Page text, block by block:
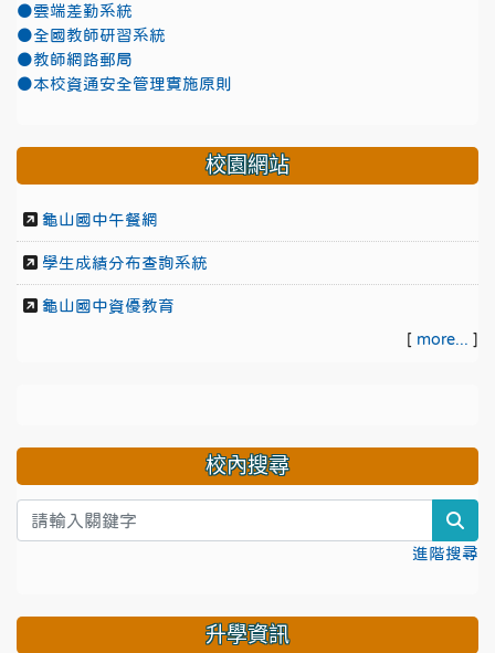
●雲端差勤系統
●全國教師研習系統
●教師網路郵局
●本校資通安全管理實施原則
校園網站
龜山國中午餐網
學生成績分布查詢系統
龜山國中資優教育
[ more... ]
校內搜尋
進階搜尋
升學資訊